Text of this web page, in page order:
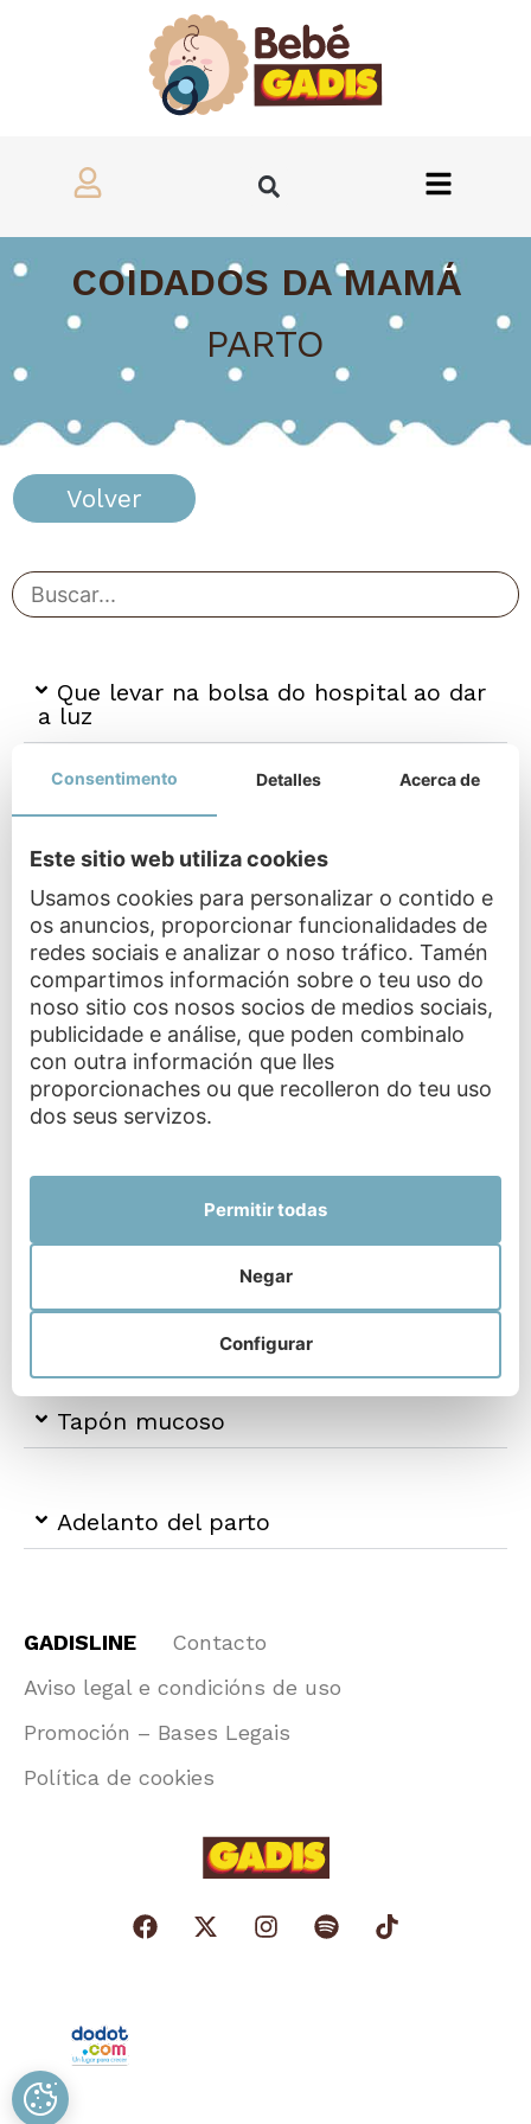
COIDADOS DA MAMÁ
PARTO
Volver
Que levar na bolsa do hospital ao dar
a luz
Proceso de xiro manual
Parto natural tras unha cesárea
Parto de pe
Parto con episiotomía
Cando dar clases de preparto
Colocación del bebé para el parto
Tapón mucoso
Adelanto del parto
GADISLINE
Contacto
Aviso legal e condicións de uso
Promoción – Bases Legais
Política de cookies
Consentimento Detalles Acerca de
Este sitio web utiliza cookies
Usamos cookies para personalizar o contido e
os anuncios, proporcionar funcionalidades de
redes sociais e analizar o noso tráfico. Tamén
compartimos información sobre o teu uso do
noso sitio cos nosos socios de medios sociais,
publicidade e análise, que poden combinalo
con outra información que lles
proporcionaches ou que recolleron do teu uso
dos seus servizos.
Configurar
Negar
Permitir todas